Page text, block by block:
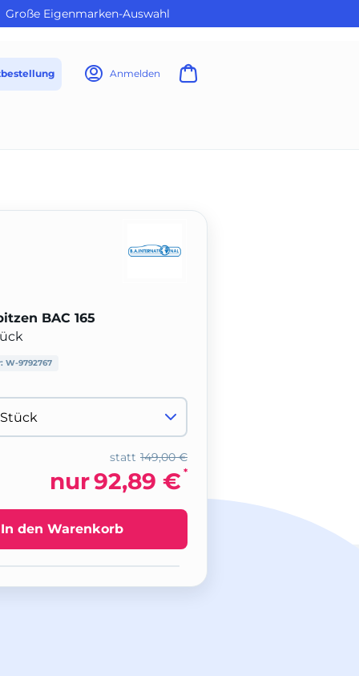
Große Eigenmarken-Auswahl
Anmelden
BAC 165
W-9792767
149,00 €
statt
nur92,89 € *
In den Warenkorb